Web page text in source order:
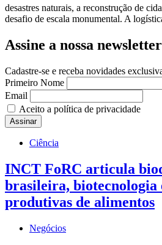
desastres naturais, a reconstrução de
desafio de escala monumental. A
Assine a nossa
Cadastre-se e receba novidades
Primeiro Nome
Email
Aceito a política de privacidade
Ciência
INCT FoRC articula
brasileira, biotecnologia
produtivas de alimentos
Negócios